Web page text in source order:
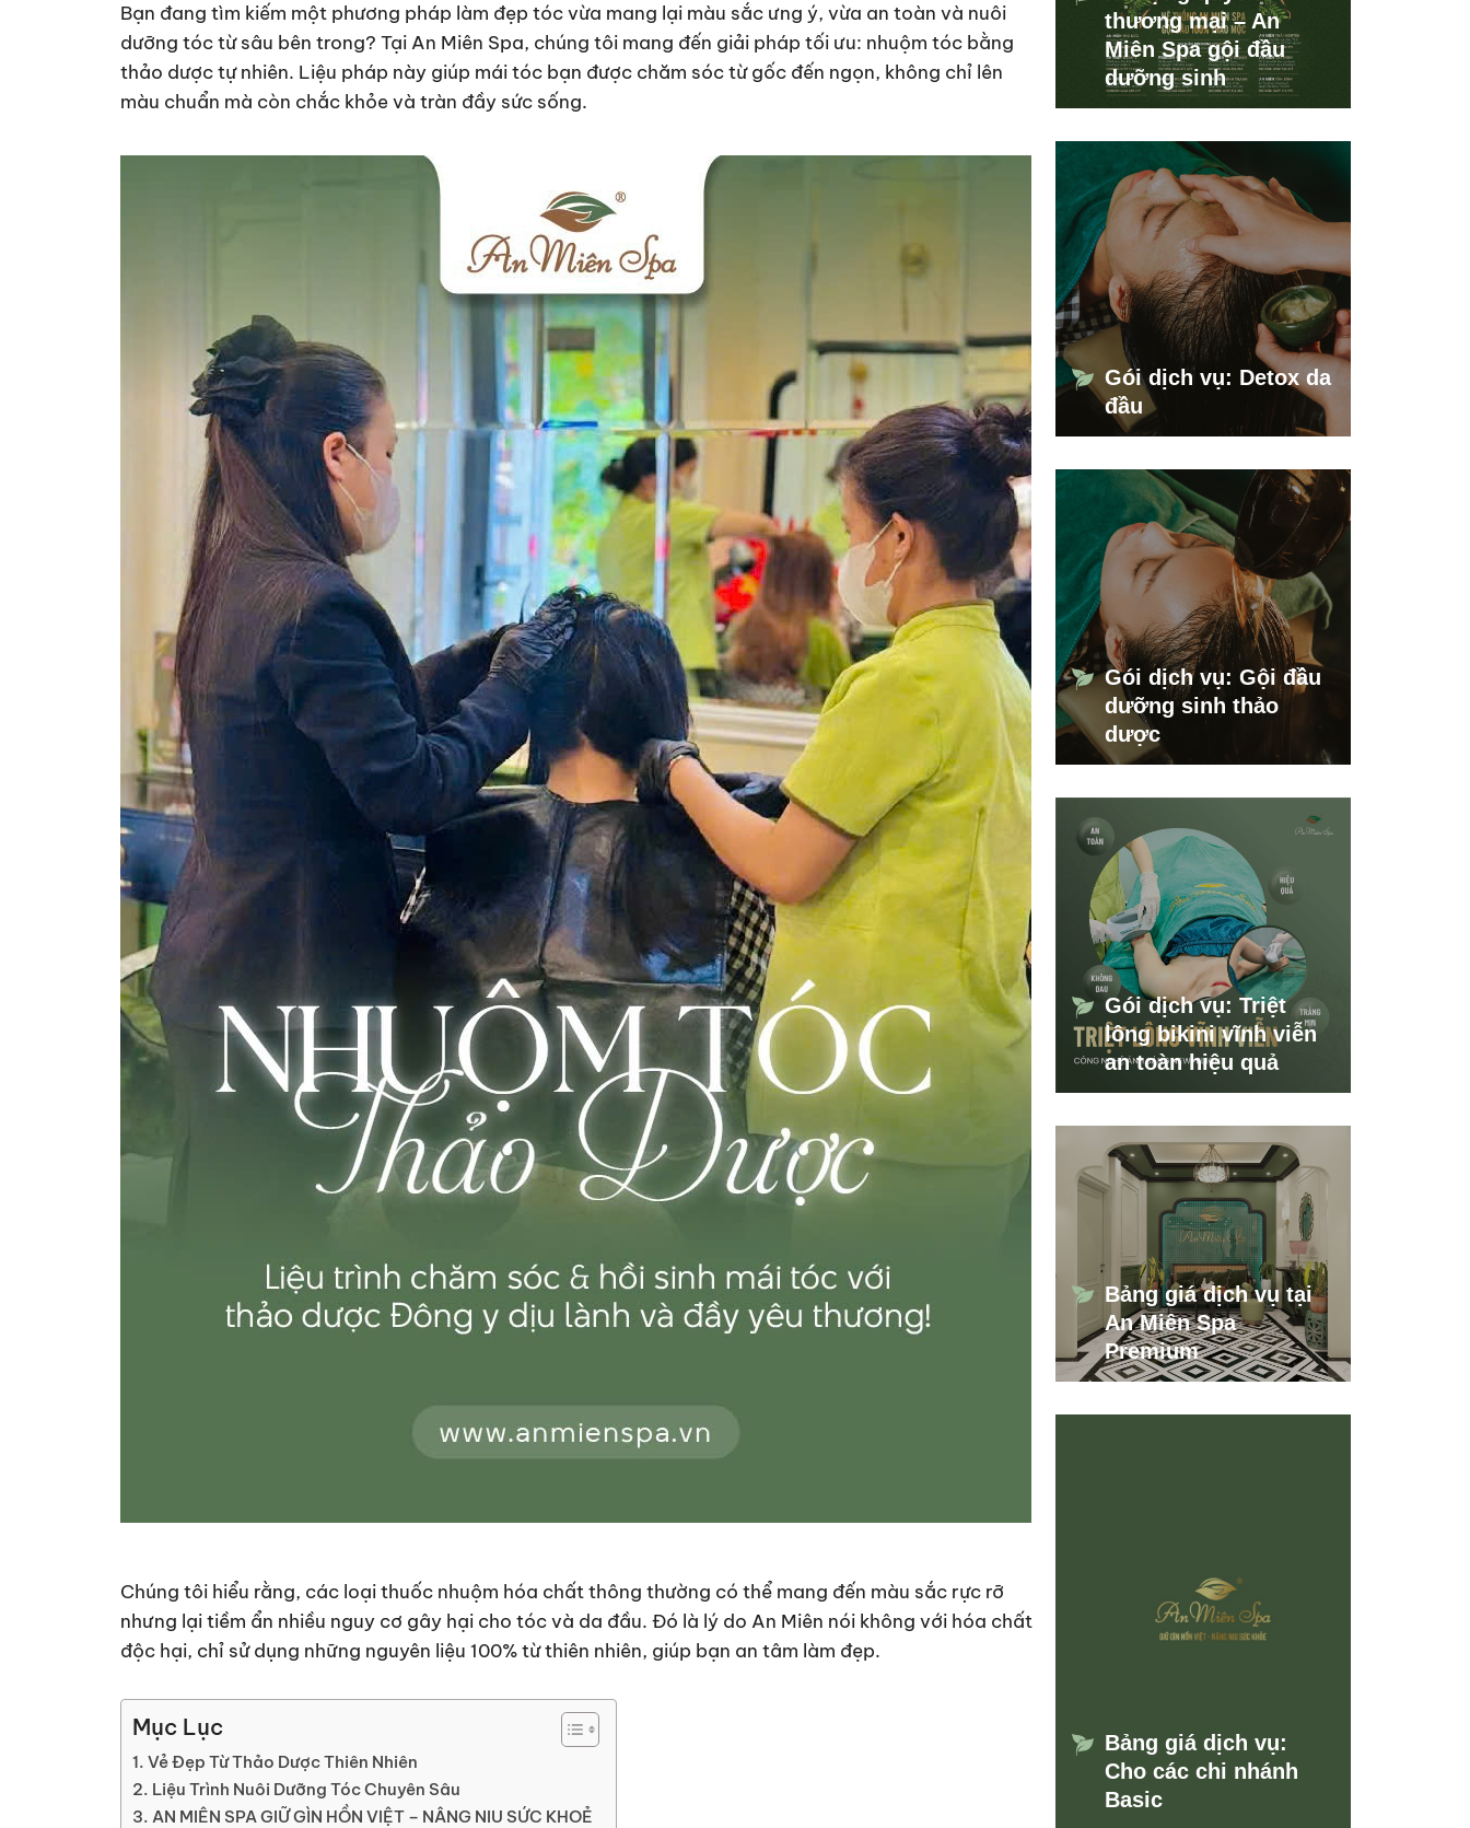
Bạn đang tìm kiếm một phương pháp làm đẹp tóc vừa mang lại màu sắc ưng ý, vừa an toàn và nuôi
dưỡng tóc từ sâu bên trong? Tại An Miên Spa, chúng tôi mang đến giải pháp tối ưu: nhuộm tóc bằng
thảo dược tự nhiên. Liệu pháp này giúp mái tóc bạn được chăm sóc từ gốc đến ngọn, không chỉ lên
màu chuẩn mà còn chắc khỏe và tràn đầy sức sống.
Chúng tôi hiểu rằng, các loại thuốc nhuộm hóa chất thông thường có thể mang đến màu sắc rực rỡ
nhưng lại tiềm ẩn nhiều nguy cơ gây hại cho tóc và da đầu. Đó là lý do An Miên nói không với hóa chất
độc hại, chỉ sử dụng những nguyên liệu 100% từ thiên nhiên, giúp bạn an tâm làm đẹp.
Mục Lục
Vẻ Đẹp Từ Thảo Dược Thiên Nhiên
Liệu Trình Nuôi Dưỡng Tóc Chuyên Sâu
AN MIÊN SPA GIỮ GÌN HỒN VIỆT – NÂNG NIU SỨC KHOẺ
thương mại – An
Miên Spa gội đầu
dưỡng sinh
Gói dịch vụ: Detox da
đầu
Gói dịch vụ: Gội đầu
dưỡng sinh thảo
dược
Gói dịch vụ: Triệt
lông bikini vĩnh viễn
an toàn hiệu quả
Bảng giá dịch vụ tại
An Miên Spa
Premium
Bảng giá dịch vụ:
Cho các chi nhánh
Basic